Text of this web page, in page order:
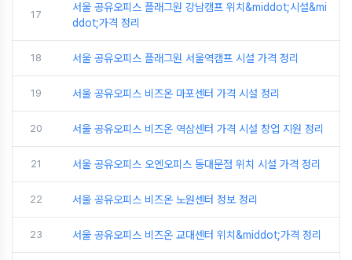
17
서울 공유오피스 플래그원 강남캠프 위치&middot;시설&mi
ddot;가격 정리
18 서울 공유오피스 플래그원 서울역캠프 시설 가격 정리
19 서울 공유오피스 비즈온 마포센터 가격 시설 정리
20 서울 공유오피스 비즈온 역삼센터 가격 시설 창업 지원 정리
21 서울 공유오피스 오엔오피스 동대문점 위치 시설 가격 정리
22 서울 공유오피스 비즈온 노원센터 정보 정리
23 서울 공유오피스 비즈온 교대센터 위치&middot;가격 정리